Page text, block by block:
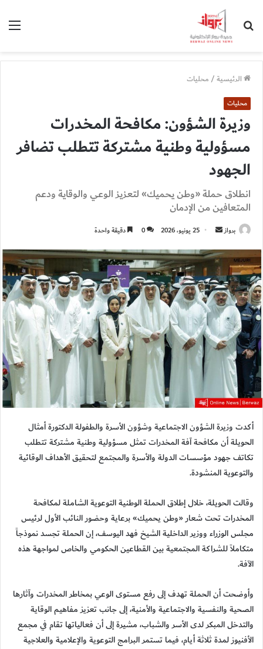
الرئيسية/محليات
محليات
وزيرة الشؤون: مكافحة المخدرات
مسؤولية وطنية مشتركة تتطلب تضافر
الجهود
انطلاق حملة «وطن يحميك» لتعزيز الوعي والوقاية ودعم
المتعافين من الإدمان
برواز
أرسل
إلكترونيا
25 يونيو، 2026 0 دقيقة واحدة
أكدت وزيرة الشؤون الاجتماعية وشؤون الأسرة والطفولة الدكتورة أمثال
الحويلة أن مكافحة آفة المخدرات تمثل مسؤولية وطنية مشتركة تتطلب
تكاتف جهود مؤسسات الدولة والأسرة والمجتمع لتحقيق الأهداف الوقائية
والتوعوية المنشودة.
وقالت الحويلة، خلال إطلاق الحملة الوطنية التوعوية الشاملة لمكافحة
المخدرات تحت شعار «وطن يحميك» برعاية وحضور النائب الأول لرئيس
مجلس الوزراء ووزير الداخلية الشيخ فهد اليوسف، إن الحملة تجسد نموذجاً
متكاملاً للشراكة المجتمعية بين القطاعين الحكومي والخاص لمواجهة هذه
الآفة.
وأوضحت أن الحملة تهدف إلى رفع مستوى الوعي بمخاطر المخدرات وآثارها
الصحية والنفسية والاجتماعية والأمنية، إلى جانب تعزيز مفاهيم الوقاية
والتدخل المبكر لدى الأسر والشباب، مشيرة إلى أن فعالياتها تقام في مجمع
الأفنيوز لمدة ثلاثة أيام، فيما تستمر البرامج التوعوية والإعلامية والعلاجية